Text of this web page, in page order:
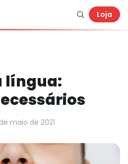
Loja
língua:
maio de 2021